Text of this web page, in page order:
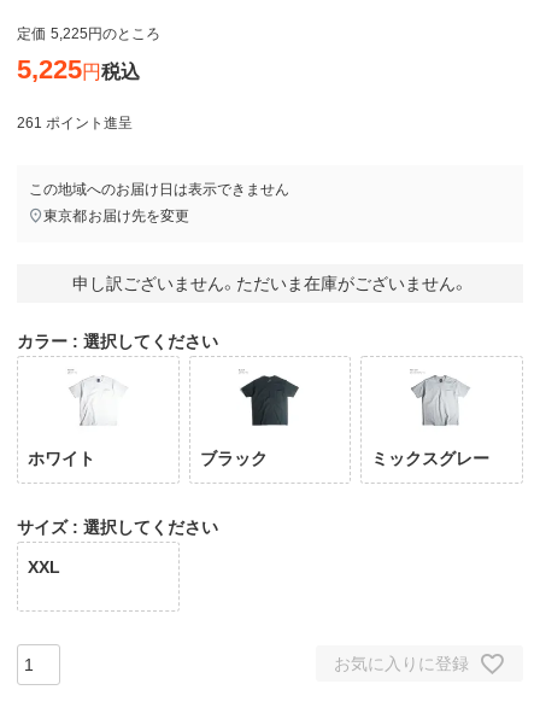
定価 5,225 のところ
5,225 税込
261 ポイント進呈
この地域へのお届け日は表示できません
東京都お届け先を変更
申し訳ございません。ただいま在庫がございません。
カラー 選択してください
ホワイト ブラック ミックスグレー
サイズ 選択してください
XXL
お気に入りに登録